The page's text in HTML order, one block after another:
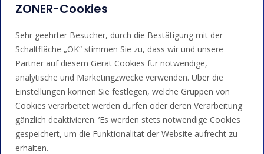
Dienstleistungen
Domain-Registrierung
SSL/TLS-Zertifikate
Domain-Parken
Domain-Weiterleitung
ZONER-Cookies
Sehr geehrter Besucher, durch die Bestätigung mit der
Schaltfläche „OK“ stimmen Sie zu, dass wir und unsere
Partner auf diesem Gerät Cookies für notwendige,
analytische und Marketingzwecke verwenden. Über die
Einstellungen können Sie festlegen, welche Gruppen von
Cookies verarbeitet werden dürfen oder deren Verarbeitung
gänzlich deaktivieren. ’Es werden stets notwendige Cookies
gespeichert, um die Funktionalität der Website aufrecht zu
erhalten.